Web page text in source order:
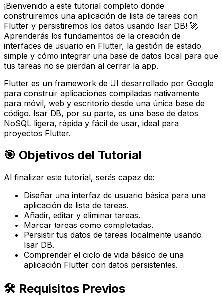
¡Bienvenido a este tutorial completo donde
construiremos una aplicación de lista de tareas con
Flutter y persistiremos los datos usando Isar DB! 🚀
Aprenderás los fundamentos de la creación de
interfaces de usuario en Flutter, la gestión de estado
simple y cómo integrar una base de datos local para que
tus tareas no se pierdan al cerrar la app.
Flutter es un framework de UI desarrollado por Google
para construir aplicaciones compiladas nativamente
para móvil, web y escritorio desde una única base de
código. Isar DB, por su parte, es una base de datos
NoSQL ligera, rápida y fácil de usar, ideal para
proyectos Flutter.
🎯 Objetivos del Tutorial
Al finalizar este tutorial, serás capaz de:
Diseñar una interfaz de usuario básica para una
aplicación de lista de tareas.
Añadir, editar y eliminar tareas.
Marcar tareas como completadas.
Persistir tus datos de tareas localmente usando
Isar DB.
Comprender el ciclo de vida básico de una
aplicación Flutter con datos persistentes.
🛠️ Requisitos Previos